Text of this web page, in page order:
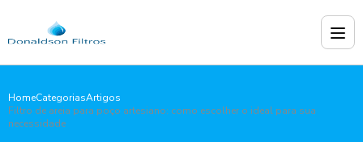
HomeCategoriasArtigos
Filtro de areia para poço artesiano: como escolher o ideal para sua
necessidade